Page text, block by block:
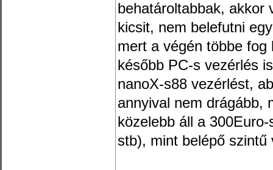
behatároltabbak, akkor
kicsit, nem belefutni
mert a végén többe
később PC-s vezérlés
nanoX-s88 vezérlést,
annyival nem drágább,
közelebb áll a
stb), mint belépő szintű